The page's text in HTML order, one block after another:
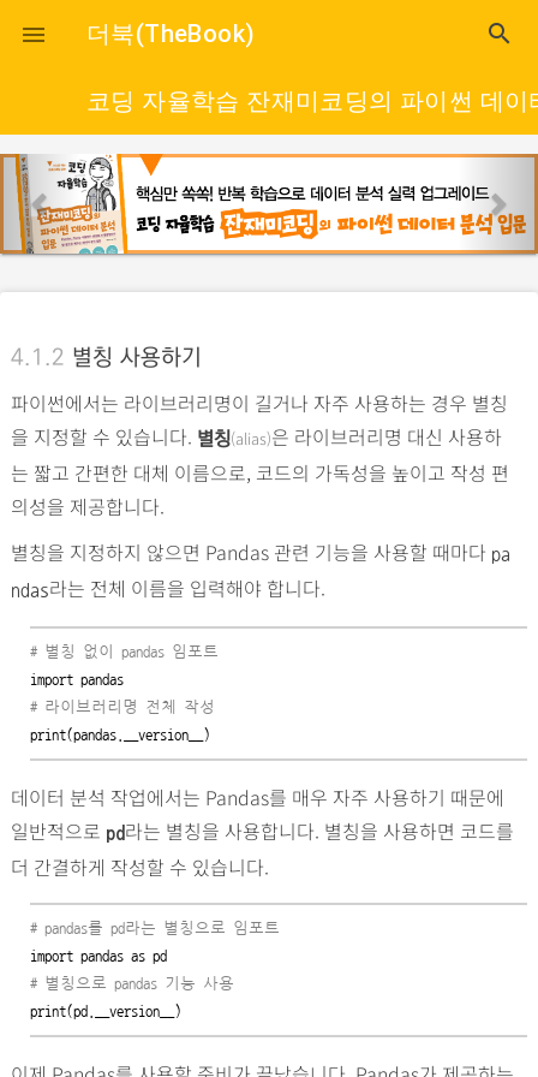
close
 더북(TheBook) search
코딩 자율학습 잔재미코딩의 파이썬 데이
p
r
e
u
s
e
x
4.1.2 별칭 사용하기
파이썬에서는 라이브러리명이 길거나 자주 사용하는 경우 별칭
을 지정할 수 있습니다. 별칭(alias)은 라이브러리명 대신 사용하
는 짧고 간편한 대체 이름으로, 코드의 가독성을 높이고 작성 편
의성을 제공합니다.
별칭을 지정하지 않으면 Pandas 관련 기능을 사용할 때마다 pa
ndas라는 전체 이름을 입력해야 합니다.
# 별칭 없이 pandas 임포트
import pandas
# 라이브러리명 전체 작성
print(pandas.__version__)
데이터 분석 작업에서는 Pandas를 매우 자주 사용하기 때문에
일반적으로 pd라는 별칭을 사용합니다. 별칭을 사용하면 코드를
더 간결하게 작성할 수 있습니다.
# pandas를 pd라는 별칭으로 임포트
# 별칭으로 pandas 기능 사용
print(pd.__version__)